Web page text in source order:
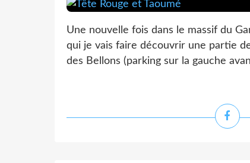
Une nouvelle fois dans le massif du
qui je vais faire découvrir une partie
des Bellons (parking sur la gauche